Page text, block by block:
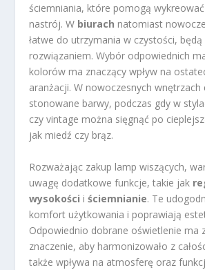
ściemniania, które pomogą
nastrój. W biurach natomiast
łatwe do utrzymania w czystości, będą
rozwiązaniem. Wybór odpowiednich
kolorów ma znaczący wpływ na
aranżacji. W nowoczesnych wnętrzach
stonowane barwy, podczas gdy w
czy vintage można sięgnąć po
jak miedź czy brąz.
Rozważając zakup lamp wiszących,
uwagę dodatkowe funkcje, takie jak
wysokości iściemnianie. Te
komfort użytkowania i poprawiają
Odpowiednio dobrane oświetlenie ma
znaczenie, aby harmonizowało z
także wpływa na atmosferę oraz